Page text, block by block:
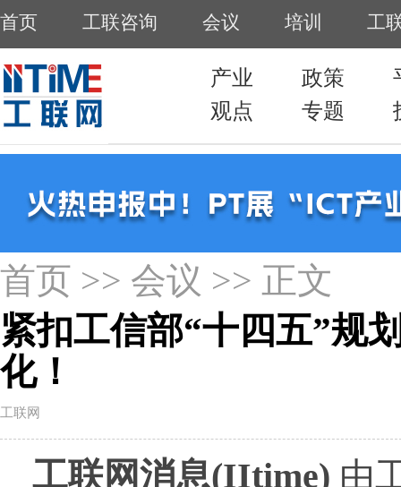
首页 >> 会议 >> 正文
紧扣工信部“十四五”规
化！
工联网
工联网消息(IItime) 由